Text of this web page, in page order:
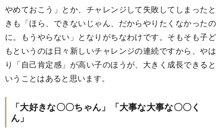
やめておこう」とか、チャレンジして失敗してしまったと
きも「ほら、できないじゃん、だからやりたくなかったの
に。もうやらない」となりがちなわけです。そもそも子ど
もというのは日々新しいチャレンジの連続ですから、やは
り「自己肯定感」が高い子のほうが、大きく成長できると
いうことはあると思います。
「大好きな〇〇ちゃん」「大事な大事な〇〇く
ん」